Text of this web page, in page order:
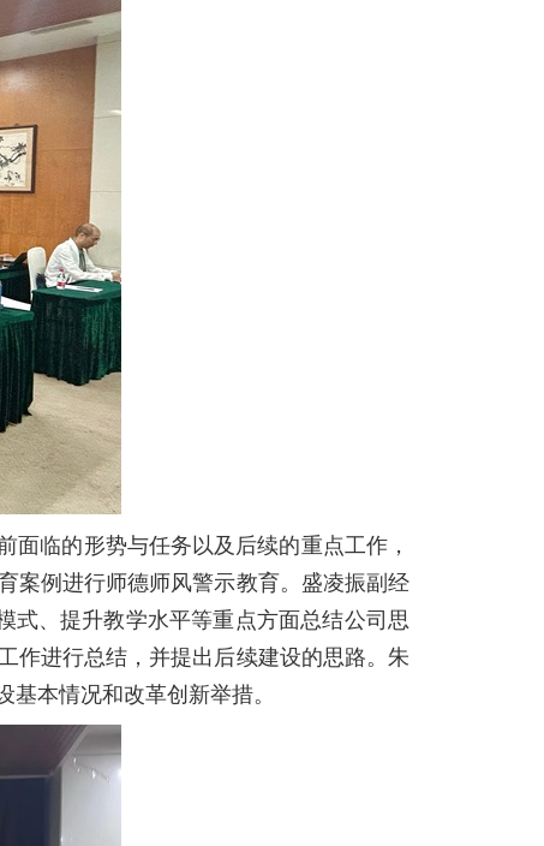
临的形势与任务以及后续的重点工作，
案例进行师德师风警示教育。盛凌振副经
式、提升教学水平等重点方面总结公司思
作进行总结，并提出后续建设的思路。朱
基本情况和改革创新举措。